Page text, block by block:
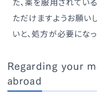
ただけますようお願い
いと、処方が必要にな
Regarding your
abroad